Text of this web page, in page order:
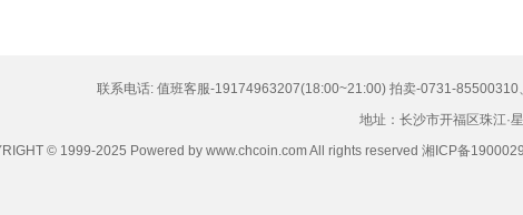
联系电话: 值班客服-19174963207(18:00~21:00) 拍卖-0731-
地址：长沙市开福区珠江·
© 1999-2025 Powered by www.chcoin.com All rights reserved 湘ICP备